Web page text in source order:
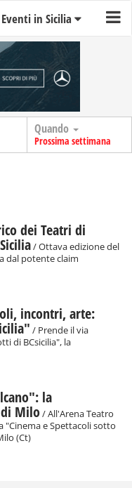
Eventi in Sicilia
Quando
Prossima settimana
dei Teatri di
/ Ottava edizione del
dal potente claim
incontri, arte:
/ Prende il via
di BCsicilia", la
la
Milo/ All'Arena Teatro
"Cinema e Spettacoli sotto
(Ct)